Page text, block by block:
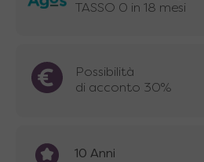
TASSO 0 in 18 mesi
Possibilità
di acconto 30%
10 Anni